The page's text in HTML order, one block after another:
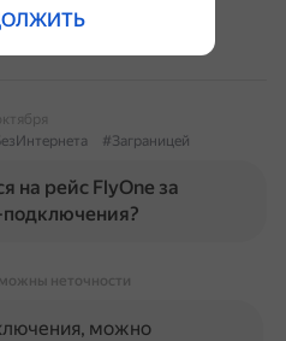
#Заграницей
на рейс FlyOne за
неточности
можно